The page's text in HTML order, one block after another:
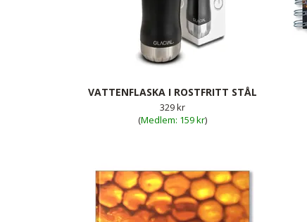
VATTENFLASKA I ROSTFRITT STÅL
329 kr
(
159 kr)